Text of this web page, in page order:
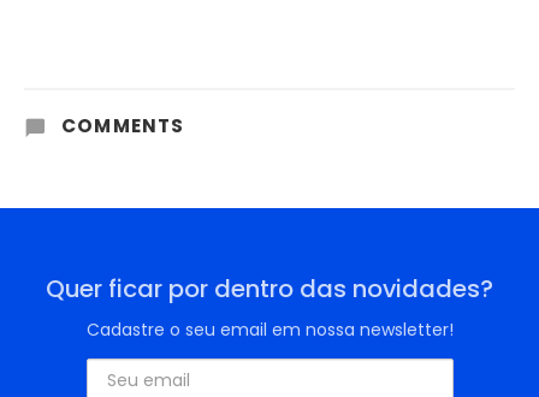
COMMENTS
Quer ficar por dentro das novidades?
Cadastre o seu email em nossa newsletter!